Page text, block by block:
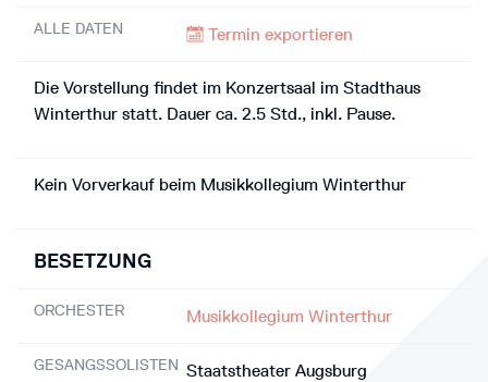
ALLE DATEN Termin exportieren
Die Vorstellung findet im Konzertsaal im Stadthaus
Winterthur statt. Dauer ca. 2.5 Std., inkl. Pause.
Kein Vorverkauf beim Musikkollegium Winterthur
BESETZUNG
ORCHESTER Musikkollegium Winterthur
GESANGSSOLISTEN Staatstheater Augsburg